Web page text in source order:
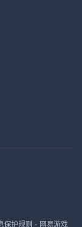
保护规则 - 网易游戏